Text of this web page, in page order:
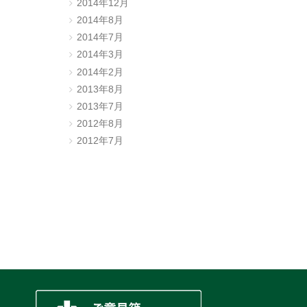
2014年12月
2014年8月
2014年7月
2014年3月
2014年2月
2013年8月
2013年7月
2012年8月
2012年7月